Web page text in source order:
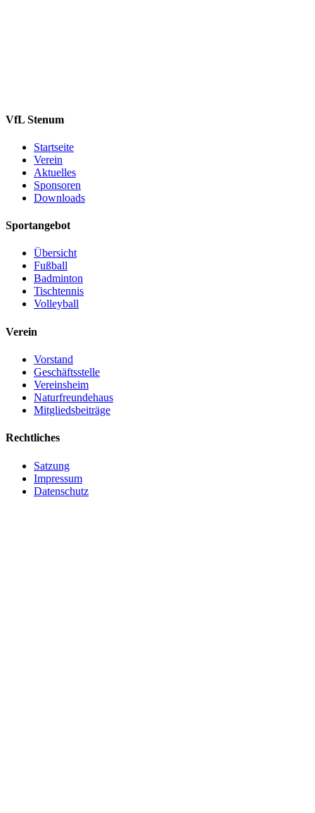
VfL Stenum
Startseite
Verein
Aktuelles
Sponsoren
Downloads
Sportangebot
Übersicht
Fußball
Badminton
Tischtennis
Volleyball
Verein
Vorstand
Geschäftsstelle
Vereinsheim
Naturfreundehaus
Mitgliedsbeiträge
Rechtliches
Satzung
Impressum
Datenschutz